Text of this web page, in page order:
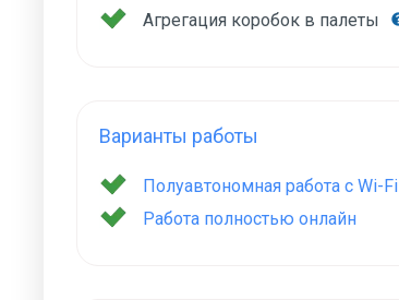
Агрегация коробок в палеты
Варианты работы
Полуавтономная работа с Wi-Fi
Работа полностью онлайн